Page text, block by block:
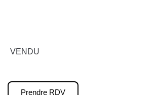
VENDU
Prendre RDV